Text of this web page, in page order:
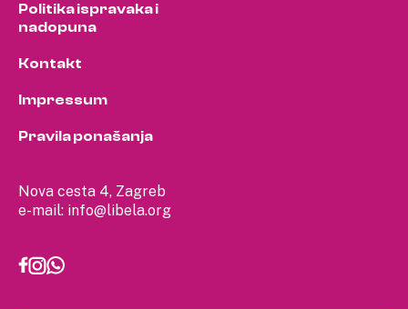
Nova cesta 4, Zagreb
e-mail: info@libela.org
Politika ispravaka i
nadopuna
Kontakt
Impressum
Pravila ponašanja